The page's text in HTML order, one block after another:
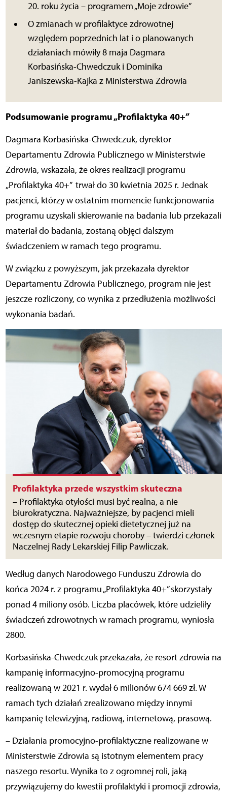
20. roku życia – programem „Moje zdrowie”
O zmianach w profilaktyce zdrowotnej
względem poprzednich lat i o planowanych
działaniach mówiły 8 maja Dagmara
Korbasińska-Chwedczuk i Dominika
Janiszewska-Kajka z Ministerstwa Zdrowia
Podsumowanie programu „Profilaktyka 40+”
Dagmara Korbasińska-Chwedczuk, dyrektor
Departamentu Zdrowia Publicznego w Ministerstwie
Zdrowia, wskazała, że okres realizacji programu
„Profilaktyka 40+” trwał do 30 kwietnia 2025 r. Jednak
pacjenci, którzy w ostatnim momencie funkcjonowania
programu uzyskali skierowanie na badania lub przekazali
materiał do badania, zostaną objęci dalszym
świadczeniem w ramach tego programu.
W związku z powyższym, jak przekazała dyrektor
Departamentu Zdrowia Publicznego, program nie jest
jeszcze rozliczony, co wynika z przedłużenia możliwości
wykonania badań.
Profilaktyka przede wszystkim skuteczna
– Profilaktyka otyłości musi być realna, a nie
biurokratyczna. Najważniejsze, by pacjenci mieli
dostęp do skutecznej opieki dietetycznej już na
wczesnym etapie rozwoju choroby – twierdzi członek
Naczelnej Rady Lekarskiej Filip Pawliczak.
Według danych Narodowego Funduszu Zdrowia do
końca 2024 r. z programu „Profilaktyka 40+” skorzystały
ponad 4 miliony osób. Liczba placówek, które udzieliły
świadczeń zdrowotnych w ramach programu, wyniosła
2800.
Korbasińska-Chwedczuk przekazała, że resort zdrowia na
kampanię informacyjno-promocyjną programu
realizowaną w 2021 r. wydał 6 milionów 674 669 zł. W
ramach tych działań zrealizowano między innymi
kampanię telewizyjną, radiową, internetową, prasową.
– Działania promocyjno-profilaktyczne realizowane w
Ministerstwie Zdrowia są istotnym elementem pracy
naszego resortu. Wynika to z ogromnej roli, jaką
przywiązujemy do kwestii profilaktyki i promocji zdrowia,